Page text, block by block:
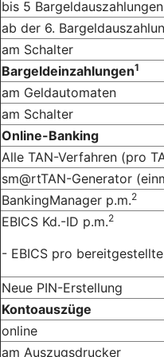
bis 5
ab der 6.
am Schalter
Bargeldeinzahlungen1
am Geldautomaten
am Schalter
Online-Banking
Alle TAN-Verfahren (pro
sm@rtTAN-Generator
BankingManager p.m.2
EBICS Kd.-ID p.m.2
- EBICS pro
Neue PIN-Erstellung
Kontoauszüge
online
am Auszugsdrucker